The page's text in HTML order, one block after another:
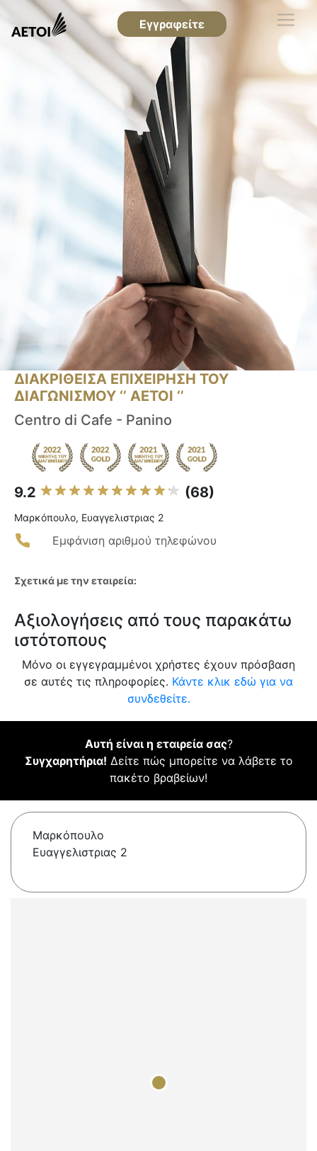
Εγγραφείτε
ΔΙΑΚΡΙΘΕΙΣΑ ΕΠΙΧΕΙΡΗΣΗ ΤΟΥ
ΔΙΑΓΩΝΙΣΜΟΥ ‘’ ΑΕΤΟΙ ‘’
Centro di Cafe - Panino
9.2 (68)
Μαρκόπουλο, Ευαγγελιστριας 2
Εμφάνιση αριθμού τηλεφώνου
Σχετικά με την εταιρεία:
Αξιολογήσεις από τους παρακάτω
ιστότοπους
Μόνο οι εγγεγραμμένοι χρήστες έχουν πρόσβαση
σε αυτές τις πληροφορίες. Κάντε κλικ εδώ για να
συνδεθείτε.
Αυτή είναι η εταιρεία σας?
Συγχαρητήρια! Δείτε πώς μπορείτε να λάβετε το
πακέτο βραβείων!
Μαρκόπουλο
Ευαγγελιστριας 2